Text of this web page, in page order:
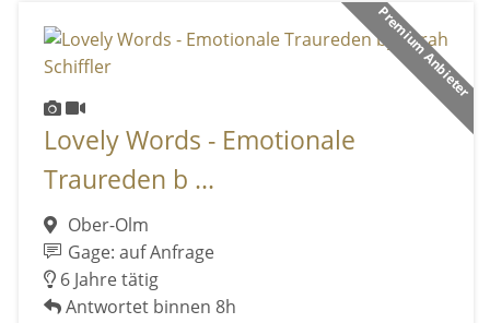
Premium Anbieter
Lovely Words - Emotionale
Traureden b ...
Ober-Olm
Gage: auf Anfrage
6 Jahre tätig
Antwortet binnen 8h